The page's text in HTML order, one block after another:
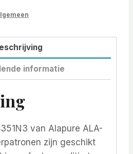
informatie
van Alapure ALA-
zijn geschikt